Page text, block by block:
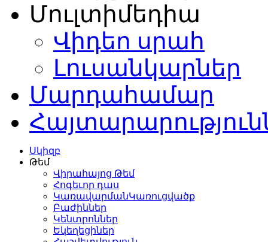
Մուլտիմեդիա
Վիդեո սրահ
Լուսանկարներ
Մարդահամար
Սկիզբ
Թեմ
Վիրահայոց Թեմ
Հոգեւոր դաս
ԿառավարմանԿառուցվածք
Բաժիններ
Կենտրոններ
Եկեղեցիներ